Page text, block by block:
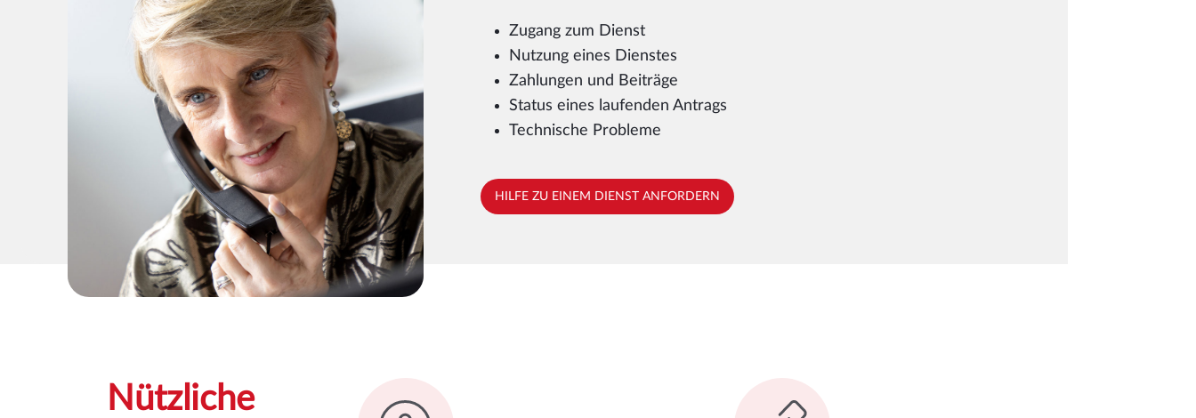
Zugang zum Dienst
Nutzung eines Dienstes
Zahlungen und Beiträge
Status eines laufenden Antrags
Technische Probleme
HILFE ZU EINEM DIENST ANFORDERN
Nützliche